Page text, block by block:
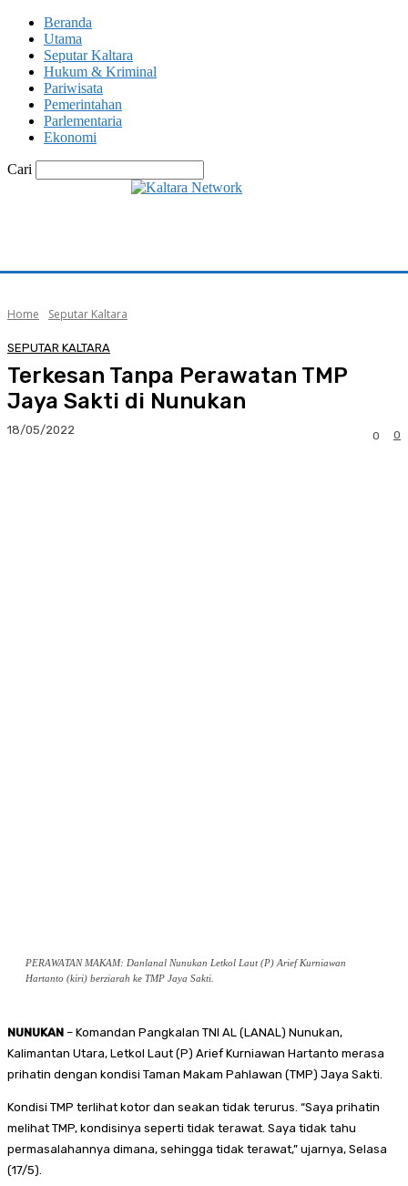
Beranda
Utama
Seputar Kaltara
Hukum & Kriminal
Pariwisata
Pemerintahan
Parlementaria
Ekonomi
Cari
Home Seputar Kaltara
SEPUTAR KALTARA
Terkesan Tanpa Perawatan TMP
Jaya Sakti di Nunukan
18/05/2022 0
0
PERAWATAN MAKAM: Danlanal Nunukan Letkol Laut (P) Arief Kurniawan
Hartanto (kiri) berziarah ke TMP Jaya Sakti.
NUNUKAN – Komandan Pangkalan TNI AL (LANAL) Nunukan,
Kalimantan Utara, Letkol Laut (P) Arief Kurniawan Hartanto merasa
prihatin dengan kondisi Taman Makam Pahlawan (TMP) Jaya Sakti.
Kondisi TMP terlihat kotor dan seakan tidak terurus. “Saya prihatin
melihat TMP, kondisinya seperti tidak terawat. Saya tidak tahu
permasalahannya dimana, sehingga tidak terawat,” ujarnya, Selasa
(17/5).